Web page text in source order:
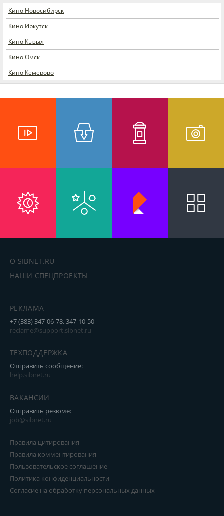
Кино Новосибирск
Кино Иркутск
Кино Кызыл
Кино Омск
Кино Кемерово
О SIBNET.RU
НАШИ СПЕЦПРОЕКТЫ
РЕКЛАМА
+7 (383) 347-06-78, 347-10-50
reclame@support.sibnet.ru
ТЕХПОДДЕРЖКА
Отправить сообщение:
help.sibnet.ru
ВАКАНСИИ
Отправить резюме:
job@sibnet.ru
Правила цитирования
Правила комментирования
Пользовательское соглашение
Политика конфиденциальности
Согласие на обработку персональных данных